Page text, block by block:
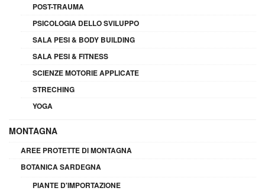
POST-TRAUMA
PSICOLOGIA DELLO SVILUPPO
SALA PESI & BODY BUILDING
SALA PESI & FITNESS
SCIENZE MOTORIE APPLICATE
STRECHING
YOGA
MONTAGNA
AREE PROTETTE DI MONTAGNA
BOTANICA SARDEGNA
PIANTE D'IMPORTAZIONE